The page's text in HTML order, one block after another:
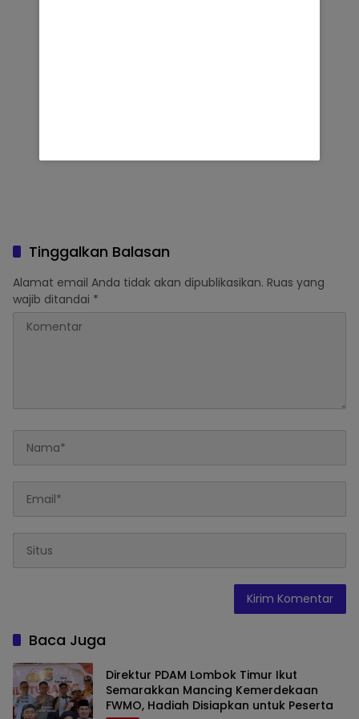
Tinggalkan Balasan
Alamat email Anda tidak akan dipublikasikan. Ruas yang
wajib ditandai *
Baca Juga
Direktur PDAM Lombok Timur Ikut
Semarakkan Mancing Kemerdekaan
FWMO, Hadiah Disiapkan untuk Peserta